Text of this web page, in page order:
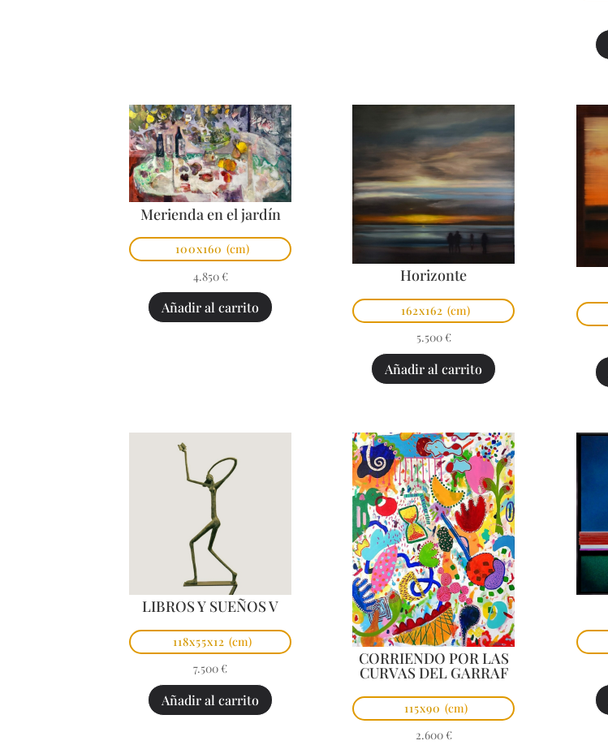
Merienda en el jardín
100x160 (cm)
4.850 €
Añadir al carrito
Horizonte
162x162 (cm)
5.500 €
Añadir al carrito
LIBROS Y SUEÑOS V
118x55x12 (cm)
7.500 €
Añadir al carrito
CORRIENDO POR LAS
CURVAS DEL GARRAF
115x90 (cm)
2.600 €